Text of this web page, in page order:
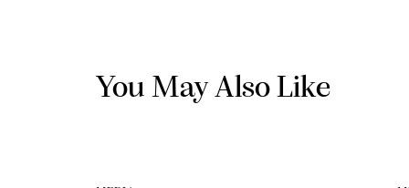
You May Also Like